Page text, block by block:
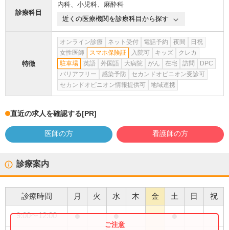
診療科目
内科、 小児科、 麻酔科
近くの医療機関を診療科目から探す
特徴
オンライン診療 ネット受付 電話予約 夜間
日祝
女性医師
スマホ保険証 入院可 キッズ
クレカ
駐車場
英語 外国語 大病院 がん 在宅 訪問
DPC
バリアフリー
感染予防
セカンドオピニオン受診可
セカンドオピニオン情報提供可
地域連携
直近の求人を確認する[PR]
医師の方 看護師の方
診療案内
診療時間 月 火 水 木 金 土 日 祝
9:00〜12:00 ● ● ●